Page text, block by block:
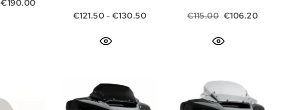
Il prezzo originale era: €200.00.
€190.00Il prezzo attuale è: €190.00.
€121.50-€130.50Fascia di prezzo: da €121.50 a €130.50
€115.00 Il prezzo originale
€106.20Il prezzo